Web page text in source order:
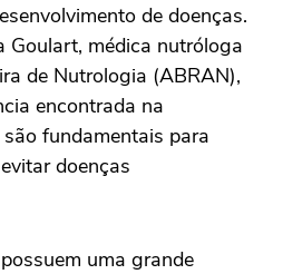
de doenças.
Goulart, médica nutróloga
de Nutrologia (ABRAN),
encontrada na
fundamentais para
doenças
uma grande